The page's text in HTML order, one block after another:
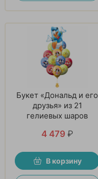
Букет «Дональд и его
друзья» из 21
гелиевых шаров
4 479 ₽
В корзину